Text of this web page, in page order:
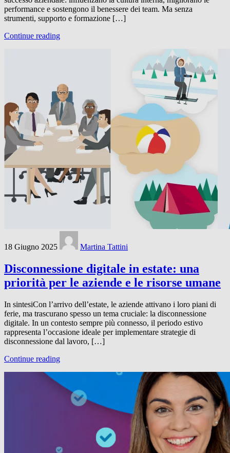
performance e sostengono il benessere dei team. Ma senza
strumenti, supporto e formazione […]
Continue reading
18 Giugno 2025 Martina Tattini
Disconnessione digitale in estate: una
priorità per le aziende e le risorse umane
In sintesiCon l’arrivo dell’estate, le aziende attivano i loro piani di
ferie, ma trascurano spesso un tema cruciale: la disconnessione
digitale. In un contesto sempre più connesso, il periodo estivo
rappresenta l’occasione ideale per implementare strategie di
disconnessione dal lavoro, […]
Continue reading